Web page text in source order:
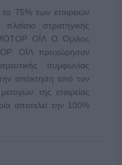
75% των εταιρειών
στρατηγικής
ΜΟΤΟΡ ΟΪΛ Ο Όμιλος
ΟΪΛ προχώρησαν
συμφωνίας
απόκτηση από τον
της εταιρείας
αποτελεί την 100%